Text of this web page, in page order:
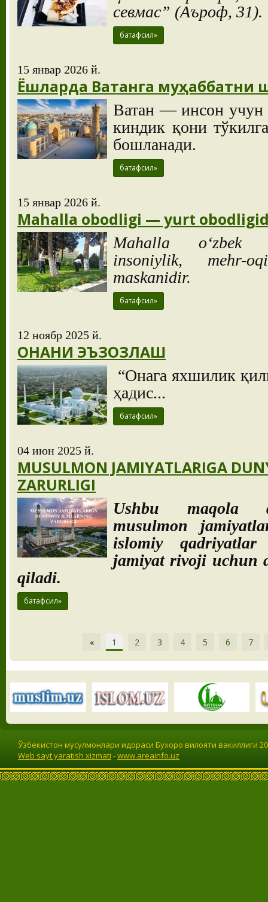
севмас” (Аъроф, 31).
батафсил»
15 январ 2026 й.
Ёшларда Ватанга муҳаббатни
Ватан — инсон учун
киндик қони
бошланади.
батафсил»
15 январ 2026 й.
Mahalla obodligi — yurt
Mahalla o‘zbek
insoniylik, mehr-
maskanidir.
батафсил»
12 ноябр 2025 й.
ОНАНИ ЭЪЗОЗЛАШ
“Онага яхшилик
ҳадис...
батафсил»
04 июн 2025 й.
MUSULMON JAMIYATLARIGA
ZARURLIGI
Ushbu maqola
musulmon
islomiy
jamiyat rivoji uchun
qiladi.
батафсил»
« 1 2 3 4 5 6 7
Ўзбекистон мусулмонлари идораси Бухоро вилояти вакиллиги
Web sayt yaratish xizmati -www.areainfo.uz